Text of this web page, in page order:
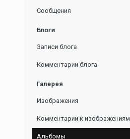
Сообщения
Блоги
Записи блога
Комментарии блога
Галерея
Изображения
Комментарии к изображениям
Альбомы